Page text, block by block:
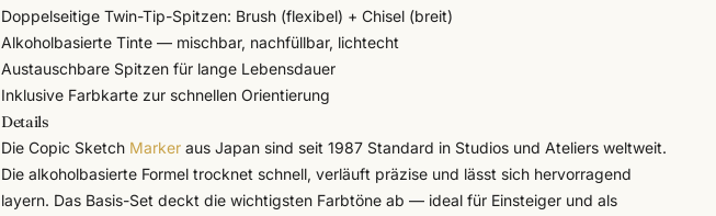
Doppelseitige Twin-Tip-Spitzen: Brush (flexibel) + Chisel (breit)
Alkoholbasierte Tinte — mischbar, nachfüllbar, lichtecht
Austauschbare Spitzen für lange Lebensdauer
Inklusive Farbkarte zur schnellen Orientierung
Details
Die Copic Sketch Marker aus Japan sind seit 1987 Standard in Studios und Ateliers weltweit.
Die alkoholbasierte Formel trocknet schnell, verläuft präzise und lässt sich hervorragend
layern. Das Basis-Set deckt die wichtigsten Farbtöne ab — ideal für Einsteiger und als